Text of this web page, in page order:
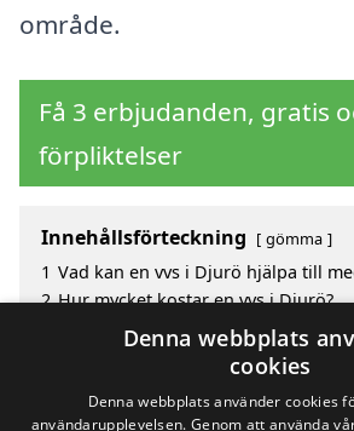
område.
Få 3 erbjudanden, gratis
förpliktelser
Innehållsförteckning gömma
1 Vad kan en vvs i Djurö hjälpa till
2 Hur mycket kostar en vvs i Djurö?
Fördelar med att välja vvs i Djurö
Sök efter en skicklig VVS i de
Denna webbplats
cookies
Denna webbplats använder cookies
användarupplevelsen. Genom att använda